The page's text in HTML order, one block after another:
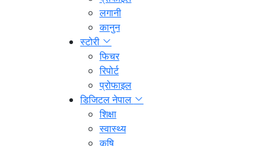
लगानी
कानुन
स्टोरी
फिचर
रिपोर्ट
प्रोफाइल
डिजिटल नेपाल
शिक्षा
स्वास्थ्य
कृषि